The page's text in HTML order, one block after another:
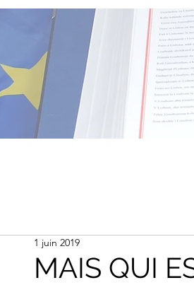
MAIS QUI
1 juin 2019